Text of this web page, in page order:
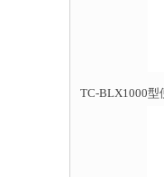
TC-BLX1000型